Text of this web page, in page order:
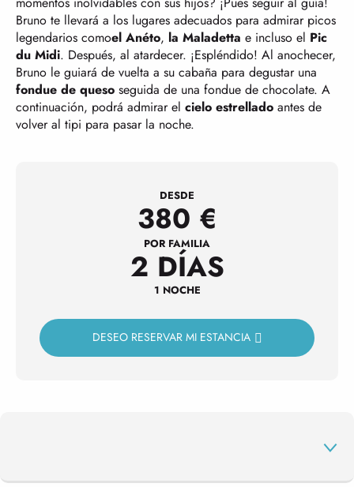
Bruno te llevará a los lugares adecuados para admirar picos
legendarios comoel Anéto, la Maladetta e incluso el Pic
du Midi. Después, al atardecer. ¡Espléndido! Al anochecer,
Bruno le guiará de vuelta a su cabaña para degustar una
fondue de queso seguida de una fondue de chocolate. A
continuación, podrá admirar el cielo estrellado antes de
volver al tipi para pasar la noche.
DESDE
380 €
POR FAMILIA
2 DÍAS
1 NOCHE
DESEO RESERVAR MI ESTANCIA